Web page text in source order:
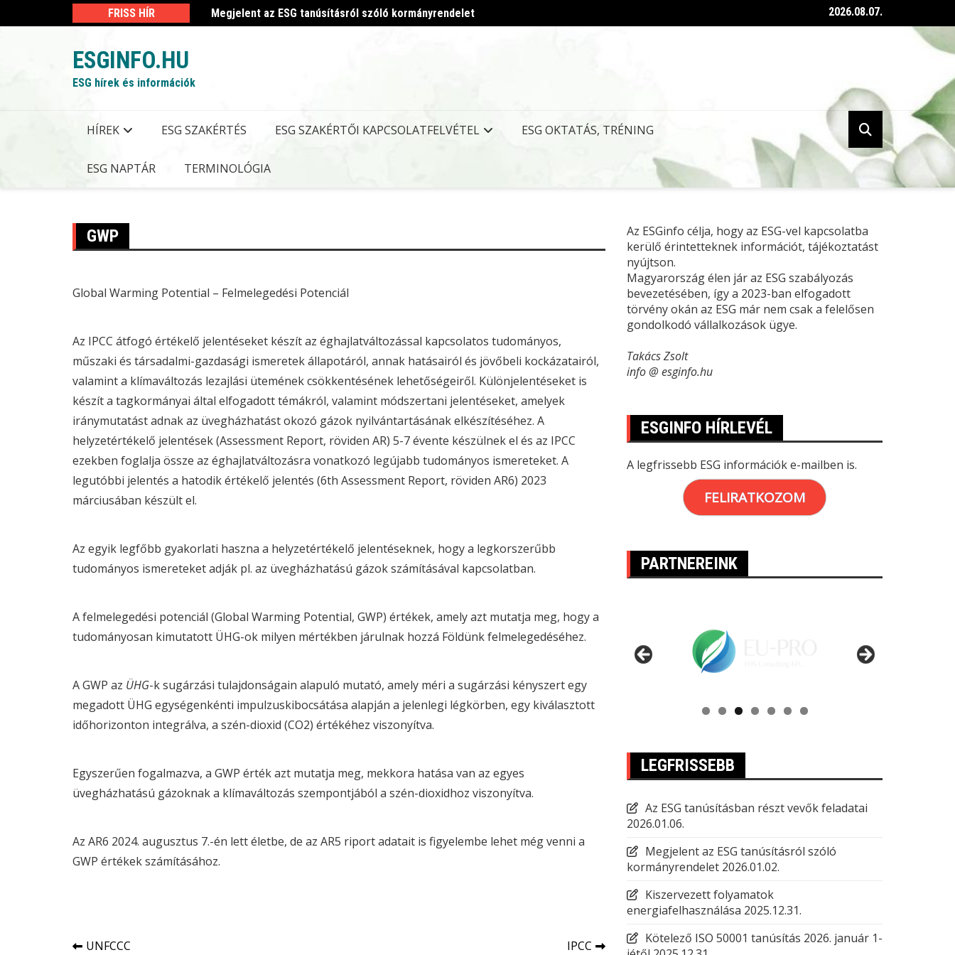
to
FRISS HÍR Megjelent az ESG tanúsításról szóló kormányrendelet Megjelent az ESG tanúsításról szóló kormányrendelet
2026.08.07.
ESGINFO.HU
ESG hírek és információk
HÍREK ESG SZAKÉRTÉS ESG SZAKÉRTŐI KAPCSOLATFELVÉTEL ESG OKTATÁS, TRÉNING
ESG NAPTÁR TERMINOLÓGIA
GWP
Global Warming Potential – Felmelegedési Potenciál
Az IPCC átfogó értékelő jelentéseket készít az éghajlatváltozással kapcsolatos tudományos,
műszaki és társadalmi-gazdasági ismeretek állapotáról, annak hatásairól és jövőbeli kockázatairól,
valamint a klímaváltozás lezajlási ütemének csökkentésének lehetőségeiről. Különjelentéseket is
készít a tagkormányai által elfogadott témákról, valamint módszertani jelentéseket, amelyek
iránymutatást adnak az üvegházhatást okozó gázok nyilvántartásának elkészítéséhez. A
helyzetértékelő jelentések (Assessment Report, röviden AR) 5-7 évente készülnek el és az IPCC
ezekben foglalja össze az éghajlatváltozásra vonatkozó legújabb tudományos ismereteket. A
legutóbbi jelentés a hatodik értékelő jelentés (6th Assessment Report, röviden AR6) 2023
márciusában készült el.
Az egyik legfőbb gyakorlati haszna a helyzetértékelő jelentéseknek, hogy a legkorszerűbb
tudományos ismereteket adják pl. az üvegházhatású gázok számításával kapcsolatban.
A felmelegedési potenciál (Global Warming Potential, GWP) értékek, amely azt mutatja meg, hogy a
tudományosan kimutatott ÜHG-ok milyen mértékben járulnak hozzá Földünk felmelegedéséhez.
AGWP az ÜHG-k sugárzási tulajdonságain alapuló mutató, amely méri a sugárzási kényszert egy
megadott ÜHG egységenkénti impulzuskibocsátása alapján a jelenlegi légkörben, egy kiválasztott
időhorizonton integrálva, a szén-dioxid (CO2) értékéhez viszonyítva.
Egyszerűen fogalmazva, a GWP érték azt mutatja meg, mekkora hatása van az egyes
üvegházhatású gázoknak a klímaváltozás szempontjából a szén-dioxidhoz viszonyítva.
Az AR6 2024. augusztus 7.-én lett életbe, de az AR5 riport adatait is figyelembe lehet még venni a
GWP értékek számításához.
Bejegyzés
UNFCCC IPCC
Az ESGinfo célja, hogy az ESG-vel kapcsolatba
kerülő érintetteknek információt, tájékoztatást
nyújtson.
Magyarország élen jár az ESG szabályozás
bevezetésében, így a 2023-ban elfogadott
törvény okán az ESG már nem csak a felelősen
gondolkodó vállalkozások ügye.
Takács Zsolt
info @ esginfo.hu
ESGINFO HÍRLEVÉL
A legfrissebb ESG információk e-mailben is.
FELIRATKOZOM
PARTNEREINK
LEGFRISSEBB
Az ESG tanúsításban részt vevők feladatai
2026.01.06.
Megjelent az ESG tanúsításról szóló
kormányrendelet 2026.01.02.
Kiszervezett folyamatok
energiafelhasználása 2025.12.31.
Kötelező ISO 50001 tanúsítás 2026. január 1-